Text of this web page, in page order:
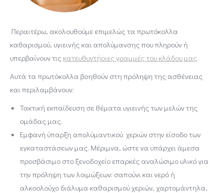
Περαιτέρω, ακολουθούμε επιμελώς τα πρωτόκολλα
καθαρισμού, υγιεινής και απολύμανσης που πληρούν ή
υπερβαίνουν τις κατευθυντήριες γραμμές του κλάδου μας.
Αυτά τα πρωτόκολλα βοηθούν στη πρόληψη της ασθένειας
και περιλαμβάνουν:
Τακτική εκπαίδευση σε θέματα υγιεινής των μελών της
ομάδας μας.
Εμφανή ύπαρξη απολύμαντικού χεριών στην είσοδο των
εγκαταστάσεων μας. Μέριμνα, ώστε να υπάρχει άμεσα
προσβάσιμο στο ξενοδοχείο επαρκές αναλώσιμο υλικό για
την πρόληψη των λοιμώξεων: σαπούνι και νερό ή
αλκοολούχο διάλυμα καθαρισμού χεριών, χαρτομάντηλα,